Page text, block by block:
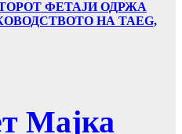
ФЕТАЈИ ОДРЖА
НА TAEG,
Мајка